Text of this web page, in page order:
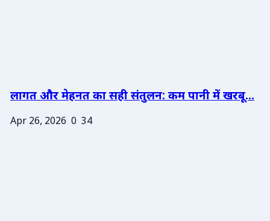
लागत और मेहनत का सही संतुलन: कम पानी में खरबू...
Apr 26, 2026 0 34